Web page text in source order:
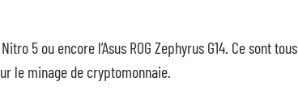
5 ou encore l’Asus ROG Zephyrus G14. Ce sont tous
le minage de cryptomonnaie.